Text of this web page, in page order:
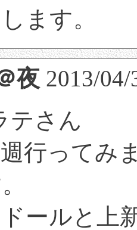
ます。
夜 2013/
テさん
行ってみ
ールと上